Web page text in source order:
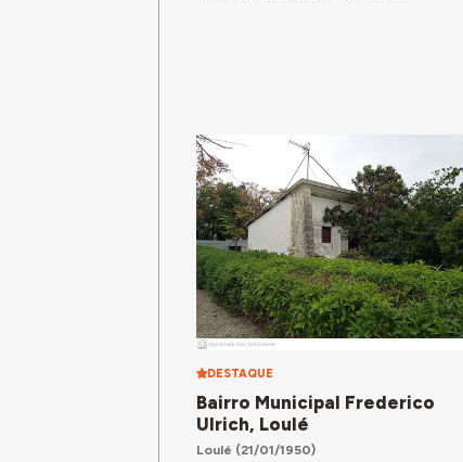
DESTAQUE
Bairro Municipal Frederico
Ulrich, Loulé
Loulé (21/01/1950)